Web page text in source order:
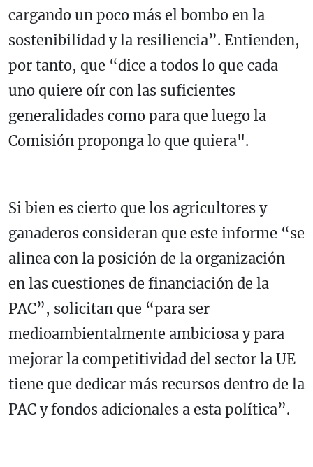
cargando un poco más el bombo en la
sostenibilidad y la resiliencia”. Entienden,
por tanto, que “dice a todos lo que cada
uno quiere oír con las suficientes
generalidades como para que luego la
Comisión proponga lo que quiera".
Si bien es cierto que los agricultores y
ganaderos consideran que este informe “se
alinea con la posición de la organización
en las cuestiones de financiación de la
PAC”, solicitan que “para ser
medioambientalmente ambiciosa y para
mejorar la competitividad del sector la UE
tiene que dedicar más recursos dentro de la
PAC y fondos adicionales a esta política”.